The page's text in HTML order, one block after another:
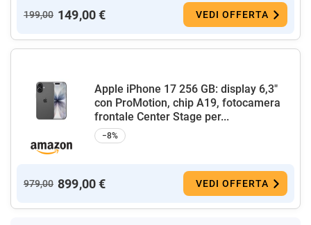
199,00 149,00 € VEDI OFFERTA
Apple iPhone 17 256 GB: display 6,3"
con ProMotion, chip A19, fotocamera
frontale Center Stage per...
−8%
979,00 899,00 € VEDI OFFERTA